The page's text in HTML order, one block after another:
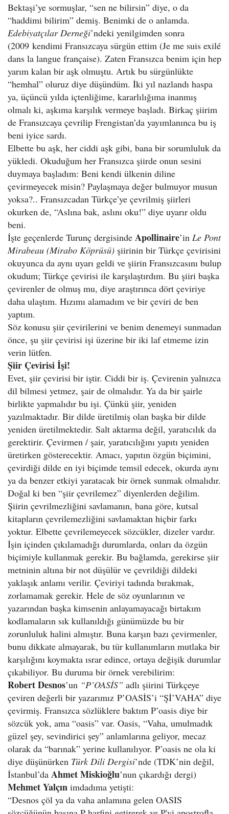
Bektaşi’ye sormuşlar, “sen ne bilirsin” diye, o da
“haddimi bilirim” demiş. Benimki de o anlamda.
Edebiyatçılar Derneği’ndeki yenilgimden sonra
(2009 kendimi Fransızcaya sürgün ettim (Je me suis exilé
dans la langue française). Zaten Fransızca benim için hep
yarım kalan bir aşk olmuştu. Artık bu sürgünlükte
“hemhal” oluruz diye düşündüm. İki yıl nazlandı haspa
ya, üçüncü yılda içtenliğime, kararlılığıma inanmış
olmalı ki, aşkıma karşılık vermeye başladı. Birkaç şiirim
de Fransızcaya çevrilip Frengistan’da yayımlanınca bu iş
beni iyice sardı.
Elbette bu aşk, her ciddi aşk gibi, bana bir sorumluluk da
yükledi. Okuduğum her Fransızca şiirde onun sesini
duymaya başladım: Beni kendi ülkenin diline
çevirmeyecek misin? Paylaşmaya değer bulmuyor musun
yoksa?.. Fransızcadan Türkçe’ye çevrilmiş şiirleri
okurken de, “Aslına bak, aslını oku!” diye uyarır oldu
beni.
İşte geçenlerde Turunç dergisinde Apollinaire’in Le Pont
Mirabeau (Mirabo Köprüsü) şiirinin bir Türkçe çevirisini
okuyunca da aynı uyarı geldi ve şiirin Fransızcasını bulup
okudum; Türkçe çevirisi ile karşılaştırdım. Bu şiiri başka
çevirenler de olmuş mu, diye araştırınca dört çeviriye
daha ulaştım. Hızımı alamadım ve bir çeviri de ben
yaptım.
Söz konusu şiir çevirilerini ve benim denemeyi sunmadan
önce, şu şiir çevirisi işi üzerine bir iki laf etmeme izin
verin lütfen.
Şiir Çevirisi İşi!
Evet, şiir çevirisi bir iştir. Ciddi bir iş. Çevirenin yalnızca
dil bilmesi yetmez, şair de olmalıdır. Ya da bir şairle
birlikte yapmalıdır bu işi. Çünkü şiir, yeniden
yazılmaktadır. Bir dilde üretilmiş olan başka bir dilde
yeniden üretilmektedir. Salt aktarma değil, yaratıcılık da
gerektirir. Çevirmen / şair, yaratıcılığını yapıtı yeniden
üretirken gösterecektir. Amacı, yapıtın özgün biçimini,
çevirdiği dilde en iyi biçimde temsil edecek, okurda aynı
ya da benzer etkiyi yaratacak bir örnek sunmak olmalıdır.
Doğal ki ben “şiir çevrilemez” diyenlerden değilim.
Şiirin çevrilmezliğini savlamanın, bana göre, kutsal
kitapların çevrilemezliğini savlamaktan hiçbir farkı
yoktur. Elbette çevrilemeyecek sözcükler, dizeler vardır.
İşin içinden çıkılamadığı durumlarda, onları da özgün
biçimiyle kullanmak gerekir. Bu bağlamda, gerekirse şiir
metninin altına bir not düşülür ve çevrildiği dildeki
yaklaşık anlamı verilir. Çeviriyi tadında bırakmak,
zorlamamak gerekir. Hele de söz oyunlarının ve
yazarından başka kimsenin anlayamayacağı birtakım
kodlamaların sık kullanıldığı günümüzde bu bir
zorunluluk halini almıştır. Buna karşın bazı çevirmenler,
bunu dikkate almayarak, bu tür kullanımların mutlaka bir
karşılığını koymakta ısrar edince, ortaya değişik durumlar
çıkabiliyor. Bu duruma bir örnek verebilirim:
Robert Desnos’un “P’OASİS” adlı şiirini Türkçeye
çeviren değerli bir yazarımız P’OASİS’i “Şİ’VAHA” diye
çevirmiş. Fransızca sözlüklere baktım P’oasis diye bir
sözcük yok, ama “oasis” var. Oasis, “Vaha, umulmadık
güzel şey, sevindirici şey” anlamlarına geliyor, mecaz
olarak da “barınak” yerine kullanılıyor. P’oasis ne ola ki
diye düşünürken Türk Dili Dergisi’nde (TDK’nin değil,
İstanbul’da Ahmet Miskioğlu’nun çıkardığı dergi)
Mehmet Yalçın imdadıma yetişti:
“Desnos çöl ya da vaha anlamına gelen OASIS